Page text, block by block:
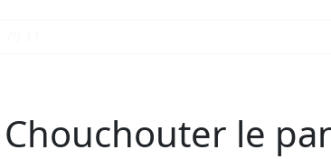
Chouchouter le